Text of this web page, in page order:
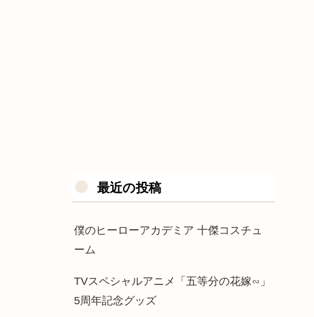
最近の投稿
僕のヒーローアカデミア 十傑コスチュ
ーム
TVスペシャルアニメ「五等分の花嫁∽」
5周年記念グッズ